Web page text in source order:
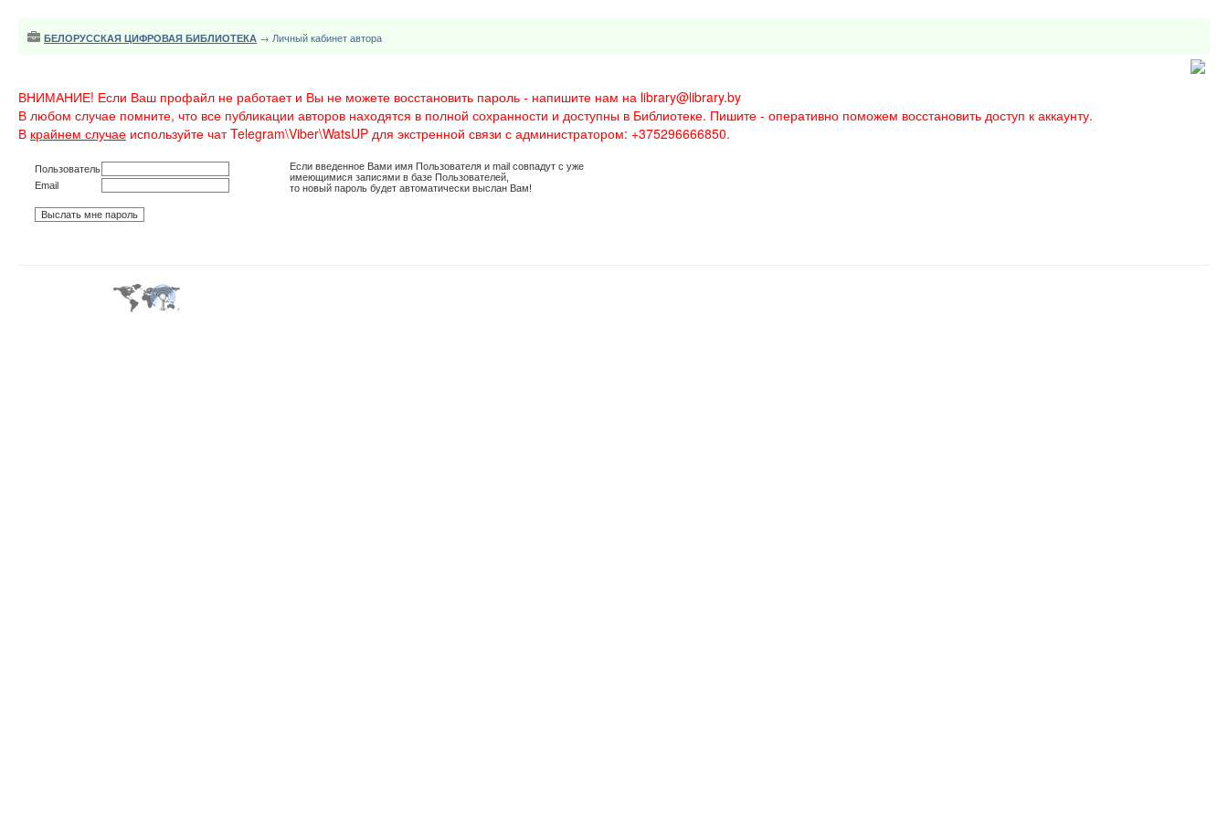
БЕЛОРУССКАЯ ЦИФРОВАЯ БИБЛИОТЕКА → Личный кабинет автора
ВНИМАНИЕ! Если Ваш профайл не работает и Вы не можете восстановить пароль - напишите нам на library@library.by
В любом случае помните, что все публикации авторов находятся в полной сохранности и доступны в Библиотеке. Пишите - оперативно поможем восстановить доступ к аккаунту.
В крайнем случае используйте чат Telegram\Viber\WatsUP для экстренной связи с администратором: +375296666850.
Пользователь
Если введенное Вами имя Пользователя и mail совпадут с уже
имеющимися записями в базе Пользователей,
то новый пароль будет автоматически выслан Вам!
Email